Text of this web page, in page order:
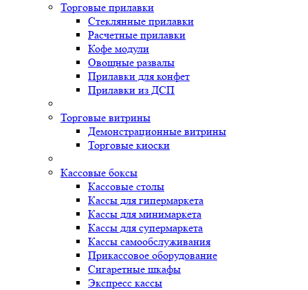
Торговые прилавки
Стеклянные прилавки
Расчетные прилавки
Кофе модули
Овощные развалы
Прилавки для конфет
Прилавки из ДСП
Торговые витрины
Демонстрационные витрины
Торговые киоски
Кассовые боксы
Кассовые столы
Кассы для гипермаркета
Кассы для минимаркета
Кассы для супермаркета
Кассы самообслуживания
Прикассовое оборудование
Сигаретные шкафы
Экспресс кассы